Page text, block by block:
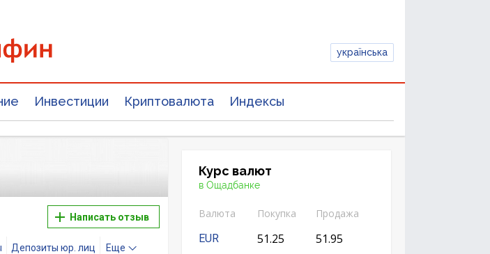
українська
Инвестиции Криптовалюта Индексы
Написать отзыв
Депозиты юр. лиц Еще
Курс валют
в Ощадбанке
Валюта Покупка
Продажа
EUR
51.25 51.95